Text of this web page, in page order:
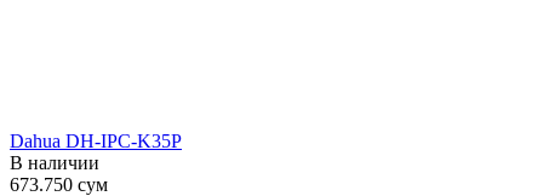
Dahua DH-IPC-K35P
В наличии
673.750 сум